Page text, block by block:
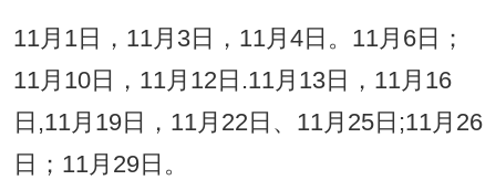
11月1日，11月3日，11月4日。11月6日；
11月10日，11月12日.11月13日，11月16
日,11月19日，11月22日、11月25日;11月26
日；11月29日。